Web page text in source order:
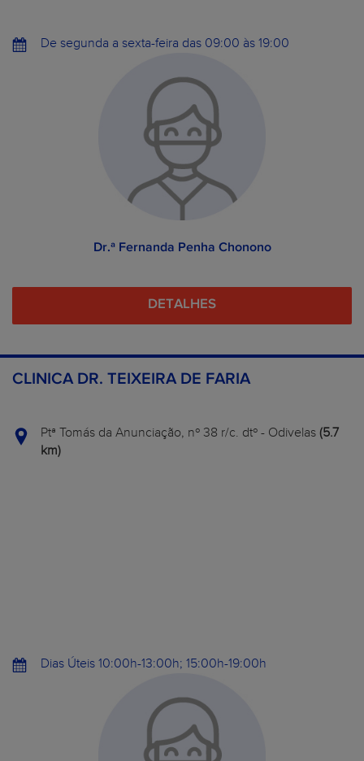
De segunda a sexta-feira das 09:00 às 19:00
Dr.ª Fernanda Penha Chonono
DETALHES
CLINICA DR. TEIXEIRA DE FARIA
Ptª Tomás da Anunciação, nº 38 r/c. dtº - Odivelas (5.7
km)
Dias Úteis 10:00h-13:00h; 15:00h-19:00h